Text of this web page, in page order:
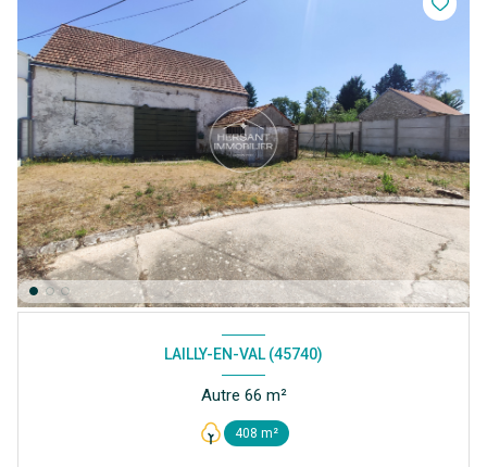
LAILLY-EN-VAL (45740)
Autre 66 m²
408 m²